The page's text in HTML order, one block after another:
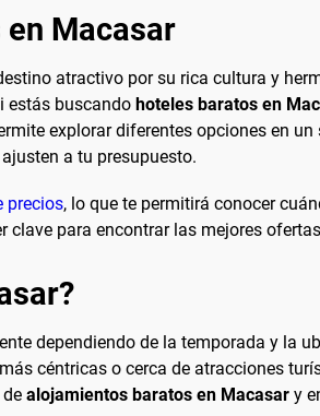
Macasar
atractivo por su rica cultura y
estás buscando hoteles baratos en
explorar diferentes opciones en
a tu presupuesto.
precios, lo que te permitirá conocer
clave para encontrar las mejores
dependiendo de la temporada y la
céntricas o cerca de atracciones
alojamientos baratos en Macasar y